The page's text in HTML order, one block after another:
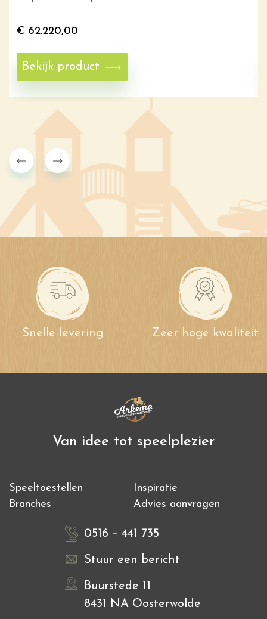
€ 62.220,00
Bekijk product
Snelle levering Zeer hoge kwaliteit
Van idee tot speelplezier
Speeltoestellen
Inspiratie
Branches
Advies aanvragen
0516 – 441 735
Stuur een bericht
Buurstede 11
8431 NA Oosterwolde